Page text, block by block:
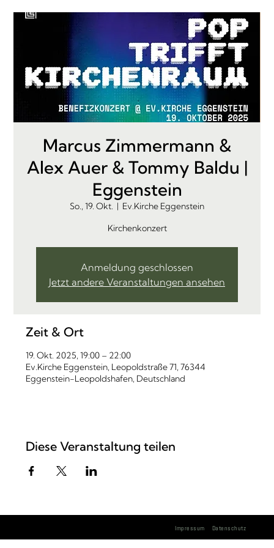
Marcus Zimmermann &
Alex Auer & Tommy Baldu |
Eggenstein
So., 19. Okt.
  |
Ev.Kirche Eggenstein
Kirchenkonzert
Anmeldung geschlossen
Jetzt andere Veranstaltungen ansehen
Zeit & Ort
19. Okt. 2025, 19:00 – 22:00
Ev.Kirche Eggenstein, Leopoldstraße 71, 76344
Eggenstein-Leopoldshafen, Deutschland
Diese Veranstaltung teilen
Impressum Datenschutz